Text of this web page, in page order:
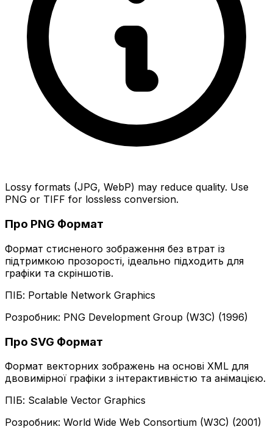
Lossy formats (JPG, WebP) may reduce quality. Use
PNG or TIFF for lossless conversion.
Про PNG Формат
Формат стисненого зображення без втрат із
підтримкою прозорості, ідеально підходить для
графіки та скріншотів.
ПІБ: Portable Network Graphics
Розробник: PNG Development Group (W3C) (1996)
Про SVG Формат
Формат векторних зображень на основі XML для
двовимірної графіки з інтерактивністю та анімацією.
ПІБ: Scalable Vector Graphics
Розробник: World Wide Web Consortium (W3C) (2001)